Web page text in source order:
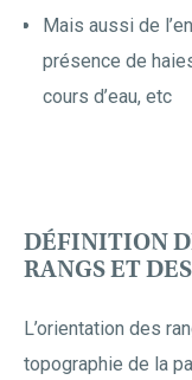
Mais aussi de
présence de
cours d’eau, etc
DÉFINITION
RANGS ET
L’orientation des
topographie de la